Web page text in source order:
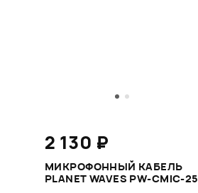
2 130 ₽
МИКРОФОННЫЙ КАБЕЛЬ
PLANET WAVES PW-CMIC-25